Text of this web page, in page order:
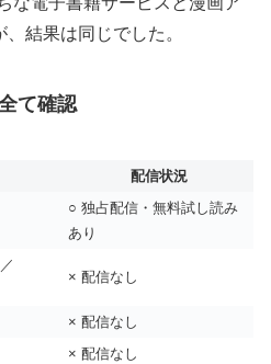
結果は同じでした。
て確認
配信状況
○ 独占配信・無料試し読み
あり
× 配信なし
× 配信なし
× 配信なし